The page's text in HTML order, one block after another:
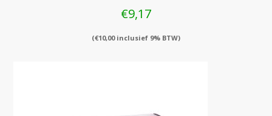
€9,17
(€10,00inclusief 9% BTW)